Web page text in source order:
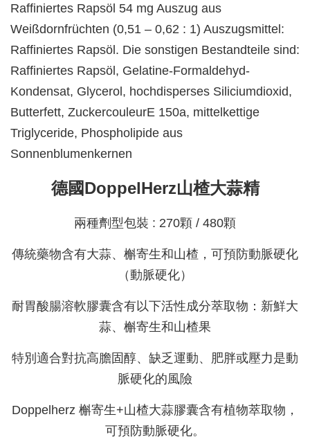
Raffiniertes Rapsöl 54 mg Auszug aus
Weißdornfrüchten (0,51 – 0,62 : 1) Auszugsmittel:
Raffiniertes Rapsöl. Die sonstigen Bestandteile sind:
Raffiniertes Rapsöl, Gelatine-Formaldehyd-
Kondensat, Glycerol, hochdisperses Siliciumdioxid,
Butterfett, ZuckercouleurE 150a, mittelkettige
Triglyceride, Phospholipide aus
Sonnenblumenkernen
德國DoppelHerz山楂大蒜精
兩種劑型包裝 : 270顆 / 480顆
傳統藥物含有大蒜、槲寄生和山楂，可預防動脈硬化
（動脈硬化）
耐胃酸腸溶軟膠囊含有以下活性成分萃取物：新鮮大
蒜、槲寄生和山楂果
特別適合對抗高膽固醇、缺乏運動、肥胖或壓力是動
脈硬化的風險
Doppelherz 槲寄生+山楂大蒜膠囊含有植物萃取物，
可預防動脈硬化。